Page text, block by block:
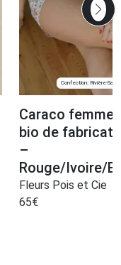
Confection: Rivière-
Caraco femme
bio de
–
Rouge/Ivoire/
Fleurs Pois et Cie
65€